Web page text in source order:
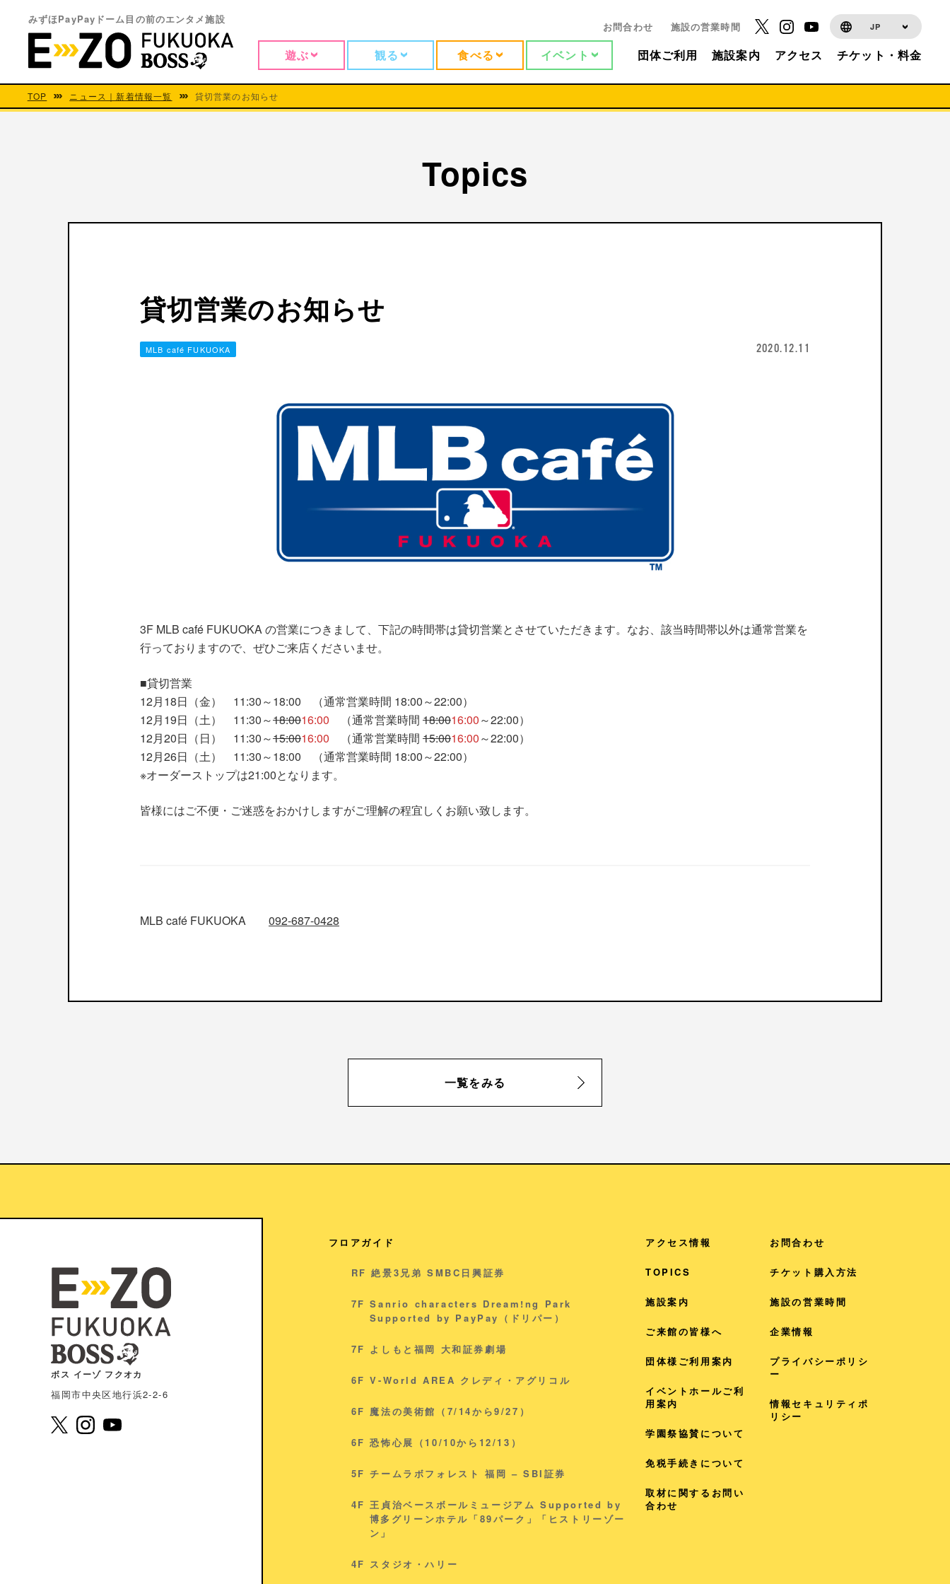
みずほPayPayドーム目の前のエンタメ施設
お問合わせ 施設の営業時間 JP
遊ぶ 観る 食べる イベント 団体ご利用 施設案内 アクセス チケット・料金
TOP ニュース｜新着情報一覧 貸切営業のお知らせ
Topics
貸切営業のお知らせ
MLB café FUKUOKA 2020.12.11
3F MLB café FUKUOKA の営業につきまして、下記の時間帯は貸切営業とさせていただきます。なお、該当時間帯以外は通常営業を
行っておりますので、ぜひご来店くださいませ。
■貸切営業
12月18日（金） 11:30～18:00 （通常営業時間 18:00～22:00）
12月19日（土） 11:30～18:0016:00 （通常営業時間 18:0016:00～22:00）
12月20日（日） 11:30～15:0016:00 （通常営業時間 15:0016:00～22:00）
12月26日（土） 11:30～18:00 （通常営業時間 18:00～22:00）
※オーダーストップは21:00となります。
皆様にはご不便・ご迷惑をおかけしますがご理解の程宜しくお願い致します。
MLB café FUKUOKA 092-687-0428
一覧をみる
ボス イーゾ フクオカ
福岡市中央区地⾏浜2-2-6
フロアガイド
RF 絶景3兄弟 SMBC日興証券
7F Sanrio characters Dream!ng Park
Supported by PayPay（ドリパー）
7F よしもと福岡 大和証券劇場
6F V-World AREA クレディ・アグリコル
6F 魔法の美術館（7/14から9/27）
6F 恐怖心展（10/10から12/13）
5F チームラボフォレスト 福岡 – SBI証券
4F 王貞治ベースボールミュージアム Supported by
博多グリーンホテル「89パーク」「ヒストリーゾー
ン」
4F スタジオ・ハリー
アクセス情報
TOPICS
施設案内
ご来館の皆様へ
団体様ご利用案内
イベントホールご利
用案内
学園祭協賛について
免税手続きについて
取材に関するお問い
合わせ
お問合わせ
チケット購入方法
施設の営業時間
企業情報
プライバシーポリシ
ー
情報セキュリティポ
リシー